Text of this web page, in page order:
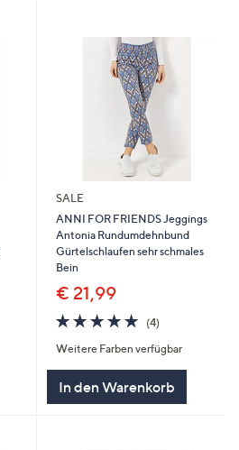
SALE
ANNI FOR FRIENDS Jeggings
Antonia Rundumdehnbund
Gürtelschlaufen sehr schmales
Bein
€ 21,99
4.8
von
5
(4)4
Weitere Farben verfügbar
In den Warenkorb